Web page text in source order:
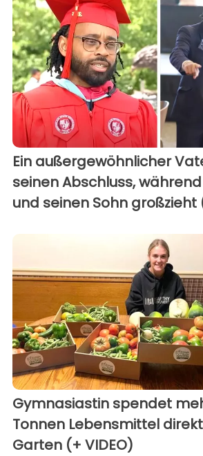
Ein außergewöhnlicher
seinen Abschluss,
und seinen Sohn großzieht
Gymnasiastin spendet
Tonnen Lebensmittel
Garten (+ VIDEO)